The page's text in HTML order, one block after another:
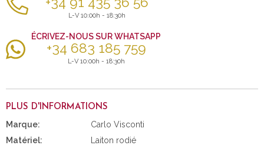
L-V 10:00h - 18:30h
ÉCRIVEZ-NOUS SUR WHATSAPP
+34 683 185 759
L-V 10:00h - 18:30h
PLUS D'INFORMATIONS
Marque:
Carlo Visconti
Matériel:
Laiton rodié